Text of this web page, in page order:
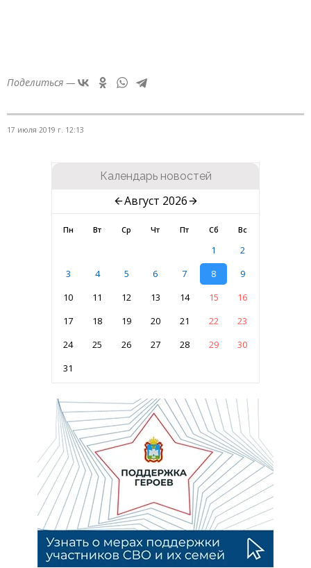
Поделиться —
17 июля 2019 г. 12:13
Календарь новостей
Август 2026
Пн Вт Ср Чт Пт Сб Вс
1
2
3
4 5 6 7 8
9
10
11 12 13 14 15
16
17
18 19 20 21 22
23
24
25 26 27 28 29
30
31